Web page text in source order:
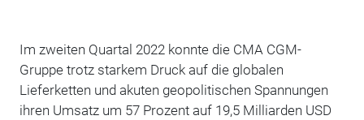
Im zweiten Quartal 2022 konnte die CMA CGM-
Gruppe trotz starkem Druck auf die globalen
Lieferketten und akuten geopolitischen Spannungen
ihren Umsatz um 57 Prozent auf 19,5 Milliarden USD